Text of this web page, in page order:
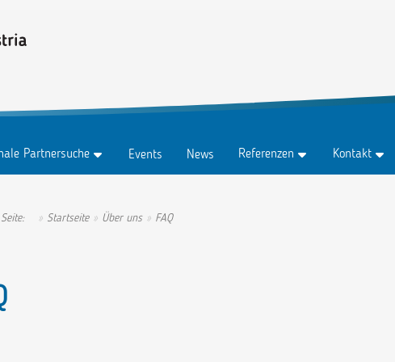
Partnersuche
Abo
Events News Referenzen Kontakt
Startseite Über uns FAQ